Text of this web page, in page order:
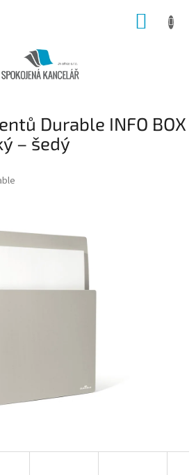
Durable INFO BOX
– šedý